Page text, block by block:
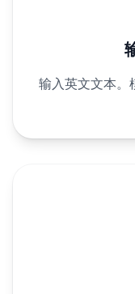
输入英文文本。